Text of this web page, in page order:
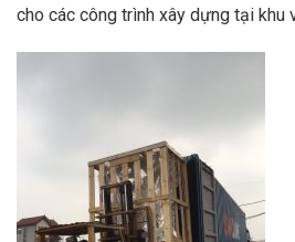
cho các công trình xây dựng tại khu